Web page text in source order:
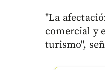
"La
comercial y
turismo",